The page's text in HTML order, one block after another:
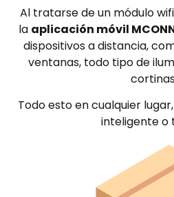
Al tratarse de un módulo
la aplicación móvil
dispositivos a distancia,
ventanas, todo tipo de
Todo esto en cualquier
inteligente o